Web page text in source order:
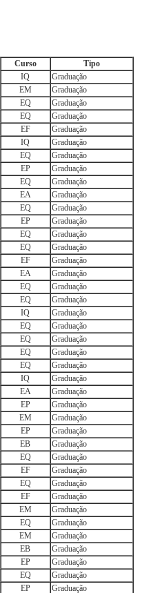
Curso
Tipo
IQ
Graduação
EM
Graduação
EQ
Graduação
EQ
Graduação
EF
Graduação
IQ
Graduação
EQ
Graduação
EP
Graduação
EQ
Graduação
EA
Graduação
EQ
Graduação
EP
Graduação
EQ
Graduação
EQ
Graduação
EF
Graduação
EA
Graduação
EQ
Graduação
EQ
Graduação
IQ
Graduação
EQ
Graduação
EQ
Graduação
EQ
Graduação
EQ
Graduação
IQ
Graduação
EA
Graduação
EP
Graduação
EM
Graduação
EP
Graduação
EB
Graduação
EQ
Graduação
EF
Graduação
EQ
Graduação
EF
Graduação
EM
Graduação
EQ
Graduação
EM
Graduação
EB
Graduação
EP
Graduação
EQ
Graduação
EP
Graduação